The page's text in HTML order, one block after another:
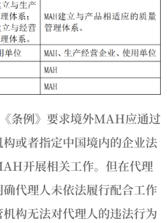
条例》要求境外MAH应通过
或者指定中国境内的企业法
开展相关工作。但在代理
代理人未依法履行配合工作
构无法对代理人的违法行为